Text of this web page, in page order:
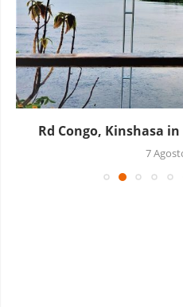
Rd Congo, Kinshasa
7